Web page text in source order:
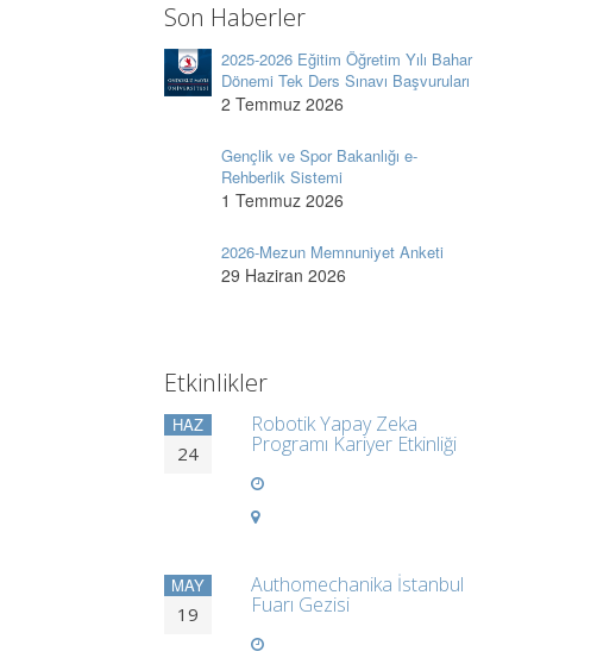
Son Haberler
2025-2026 Eğitim Öğretim Yılı Bahar
Dönemi Tek Ders Sınavı Başvuruları
2 Temmuz 2026
Gençlik ve Spor Bakanlığı e-
Rehberlik Sistemi
1 Temmuz 2026
2026-Mezun Memnuniyet Anketi
29 Haziran 2026
Etkinlikler
HAZ
24
Robotik Yapay Zeka
Programı Kariyer Etkinliği
MAY
19
Authomechanika İstanbul
Fuarı Gezisi